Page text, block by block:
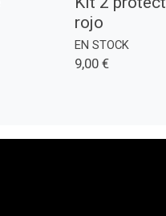
rojo
EN STOCK
9,00 €